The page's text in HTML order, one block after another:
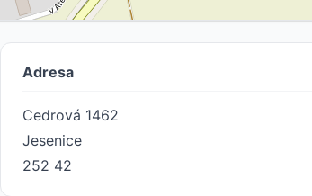
Adresa
Cedrová 1462
Jesenice
252 42